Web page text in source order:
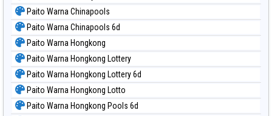
Paito Warna Chinapools
Paito Warna Chinapools 6d
Paito Warna Hongkong
Paito Warna Hongkong Lottery
Paito Warna Hongkong Lottery 6d
Paito Warna Hongkong Lotto
Paito Warna Hongkong Pools 6d